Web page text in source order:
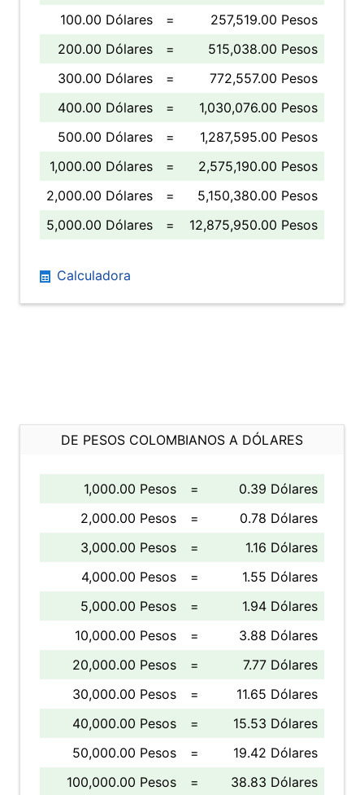
100.00 Dólares
=
257,519.00 Pesos
200.00 Dólares
=
515,038.00 Pesos
300.00 Dólares
=
772,557.00 Pesos
400.00 Dólares
=
1,030,076.00 Pesos
500.00 Dólares
=
1,287,595.00 Pesos
1,000.00 Dólares
=
2,575,190.00 Pesos
2,000.00 Dólares
=
5,150,380.00 Pesos
5,000.00 Dólares
= 12,875,950.00 Pesos
Calculadora
DE PESOS COLOMBIANOS A DÓLARES
1,000.00 Pesos =
0.39 Dólares
2,000.00 Pesos
=
0.78 Dólares
3,000.00 Pesos
=
1.16 Dólares
4,000.00 Pesos
=
1.55 Dólares
5,000.00 Pesos
=
1.94 Dólares
10,000.00 Pesos
=
3.88 Dólares
20,000.00 Pesos
=
7.77 Dólares
30,000.00 Pesos
=
11.65 Dólares
40,000.00 Pesos
=
15.53 Dólares
50,000.00 Pesos
=
19.42 Dólares
100,000.00 Pesos
= 38.83 Dólares